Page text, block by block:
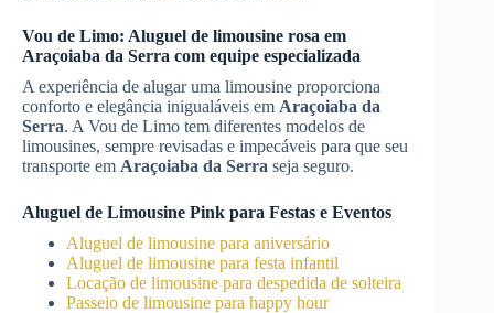
Vou de Limo: Aluguel de limousine rosa em
Araçoiaba da Serra com equipe especializada
A experiência de alugar uma limousine proporciona
conforto e elegância inigualáveis em Araçoiaba da
Serra. A Vou de Limo tem diferentes modelos de
limousines, sempre revisadas e impecáveis para que seu
transporte em Araçoiaba da Serra seja seguro.
Aluguel de Limousine Pink para Festas e Eventos
Aluguel de limousine para aniversário
Aluguel de limousine para festa infantil
Locação de limousine para despedida de solteira
Passeio de limousine para happy hour